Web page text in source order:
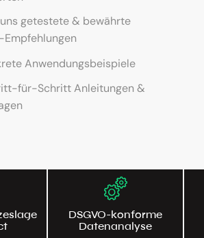
getestete & bewährte
Empfehlungen
Anwendungsbeispiele
für-Schritt Anleitungen &
DSGVO-konforme
Datenanalyse